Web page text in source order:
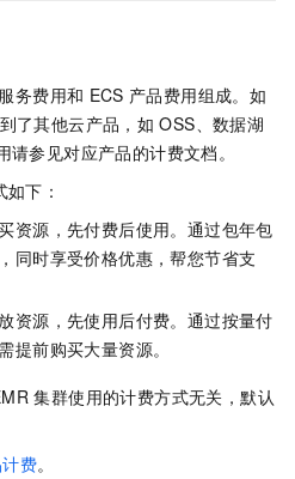
服务费用和 ECS 产品费用组成。如
了其他云产品，如 OSS、数据湖
请参见对应产品的计费文档。
下：
资源，先付费后使用。通过包年包
同时享受价格优惠，帮您节省支
资源，先使用后付费。通过按量付
提前购买大量资源。
集群使用的计费方式无关，默认
费。